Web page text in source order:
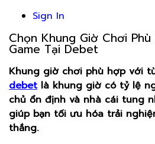
Sign In
Chọn Khung Giờ Chơi
Game Tại Debet
Khung giờ chơi phù hợp với
debet là khung giờ có tỷ lệ
chủ ổn định và nhà cái tung
giúp bạn tối ưu hóa trải
thắng.